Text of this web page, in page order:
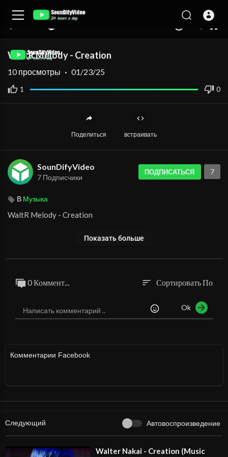
WaltR Melody - Creation
1 0
10просмотры · 01/23/25
Поделиться встраивать
SounDifyVideo
7 Подписчики
ПОДПИСАТЬСЯ 7
В Музыка
⁣WaltR Melody - Creation
Показать больше
0 Коммент... sort Сортировать По
Ok
Комментарии Facebook
Следующий Автовоспроизведение
⁣Walter Nakai - Creation (Music